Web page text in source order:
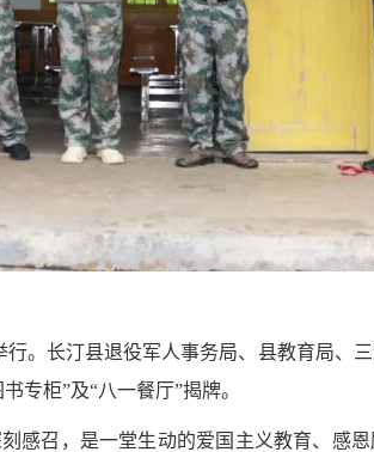
。长汀县退役军人事务局、县教育局、
专柜”及“八一餐厅”揭牌。
感召，是一堂生动的爱国主义教育、感